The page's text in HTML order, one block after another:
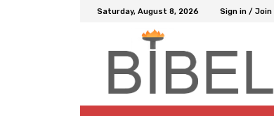
Saturday, August 8, 2026 Sign in / Join